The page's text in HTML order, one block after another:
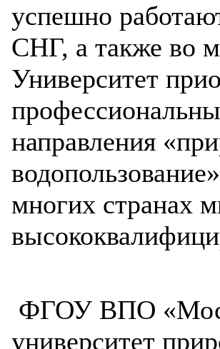
успешно
СНГ, а также во
Университет
направления
многих странах
ФГОУ ВПО
университет